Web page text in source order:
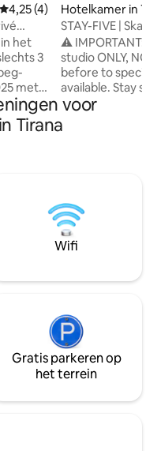
Gemiddelde beoordeling van
4,25 (4)
het
3
met
en
eigen
Hotelkamer in
STAY-FIVE |
aparte NIEUWE
⚠️ IMPORTANT:
studio ONLY,
before to specify
available. Stay steps from Skanderbeg
Square in a 100%
(private bath, NO
everything.
now. IDEAL FOR
travelers.
voor
Tirana
Wifi
Gratis parkeren op
het terrein